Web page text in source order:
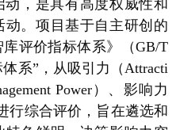
动，是具有高度权威性和
。项目基于自主研创的
评价指标体系》（GB/T
系”，从吸引力（Attracti
Power）、影响力
行综合评价，旨在遴选和